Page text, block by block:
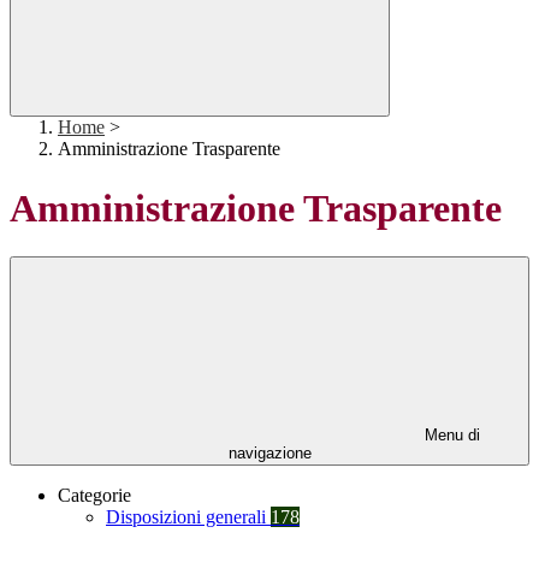
Home >
Amministrazione Trasparente
Amministrazione Trasparente
Menu di
navigazione
Categorie
Disposizioni generali 178